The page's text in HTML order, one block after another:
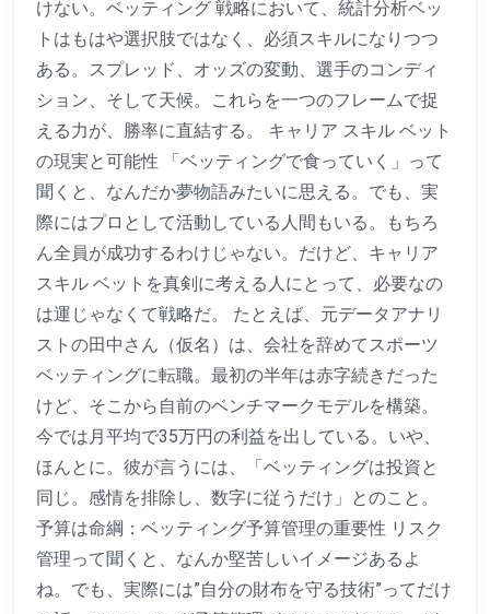
けない。ベッティング 戦略において、統計分析ベッ
トはもはや選択肢ではなく、必須スキルになりつつ
ある。スプレッド、オッズの変動、選手のコンディ
ション、そして天候。これらを一つのフレームで捉
える力が、勝率に直結する。 キャリア スキル ベット
の現実と可能性 「ベッティングで食っていく」って
聞くと、なんだか夢物語みたいに思える。でも、実
際にはプロとして活動している人間もいる。もちろ
ん全員が成功するわけじゃない。だけど、キャリア
スキル ベットを真剣に考える人にとって、必要なの
は運じゃなくて戦略だ。 たとえば、元データアナリ
ストの田中さん（仮名）は、会社を辞めてスポーツ
ベッティングに転職。最初の半年は赤字続きだった
けど、そこから自前のベンチマークモデルを構築。
今では月平均で35万円の利益を出している。いや、
ほんとに。彼が言うには、「ベッティングは投資と
同じ。感情を排除し、数字に従うだけ」とのこと。
予算は命綱：ベッティング予算管理の重要性 リスク
管理って聞くと、なんか堅苦しいイメージあるよ
ね。でも、実際には”自分の財布を守る技術”ってだけ